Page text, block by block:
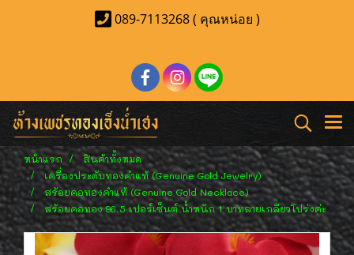
089-7113268 ( คุณหน่อย )
หน้าแรก
สินค้าทั้งหมด
เครื่องประดับทองคำแท้ (Genuine Gold Jewelry)
สร้อยคอทองคำแท้ (Genuine Gold Necklace)
สร้อยคอทอง 96.5 เปอร์เซ็นต์ น้ำหนัก 1 บาทลายเกลียวโปร่งค่ะ